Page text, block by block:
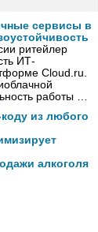
сервисы в
ритейлер
ИТ-
Cloud.ru.
работы …
из любого
алкоголя